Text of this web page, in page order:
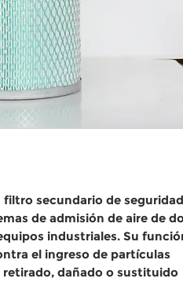
filtro secundario de seguridad
de admisión de aire de
industriales. Su
el ingreso de partículas
dañado o sustituido